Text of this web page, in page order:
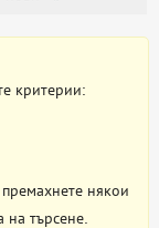
критерии:
някои
търсене.